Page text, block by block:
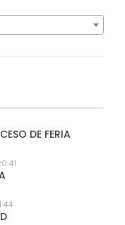
DE FERIA